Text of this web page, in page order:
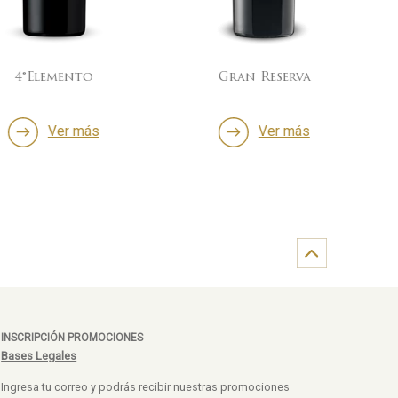
Ver más
Gran Reserva
Ver más
INSCRIPCIÓN PROMOCIONES
Bases Legales
Ingresa tu correo y podrás recibir nuestras promociones